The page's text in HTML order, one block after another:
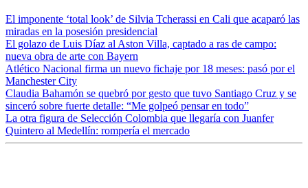
El imponente ‘total look’ de Silvia Tcherassi en Cali que acaparó las
miradas en la posesión presidencial
El golazo de Luis Díaz al Aston Villa, captado a ras de campo:
nueva obra de arte con Bayern
Atlético Nacional firma un nuevo fichaje por 18 meses: pasó por el
Manchester City
Claudia Bahamón se quebró por gesto que tuvo Santiago Cruz y se
sinceró sobre fuerte detalle: “Me golpeó pensar en todo”
La otra figura de Selección Colombia que llegaría con Juanfer
Quintero al Medellín: rompería el mercado